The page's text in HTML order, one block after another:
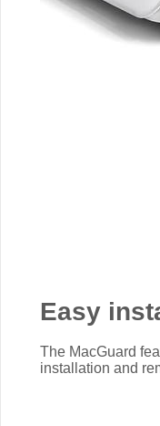
Easy
The MacGuard
installation and